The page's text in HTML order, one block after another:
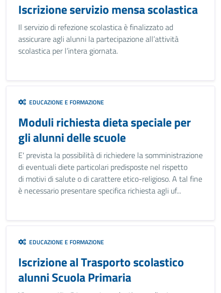
Iscrizione servizio mensa scolastica
Il servizio di refezione scolastica è finalizzato ad
assicurare agli alunni la partecipazione all’attività
scolastica per l’intera giornata.
EDUCAZIONE E FORMAZIONE
Moduli richiesta dieta speciale per
gli alunni delle scuole
E' prevista la possibilità di richiedere la somministrazione
di eventuali diete particolari predisposte nel rispetto
di motivi di salute o di carattere etico-religioso. A tal fine
è necessario presentare specifica richiesta agli uf...
EDUCAZIONE E FORMAZIONE
Iscrizione al Trasporto scolastico
alunni Scuola Primaria